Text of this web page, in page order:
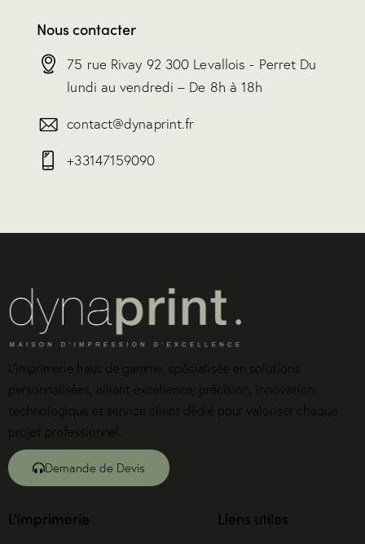
Nous contacter
75 rue Rivay 92 300 Levallois - Perret Du
lundi au vendredi – De 8h à 18h
contact@dynaprint.fr
+33147159090
L’imprimerie haut de gamme, spécialisée en solutions
personnalisées, alliant excellence, précision, innovation
technologique et service client dédié pour valoriser chaque
projet professionnel.
Demande de Devis
L'imprimerie Liens utiles